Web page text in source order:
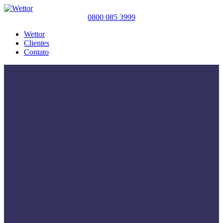
0800 085 3999
Wettor
Clientes
Contato